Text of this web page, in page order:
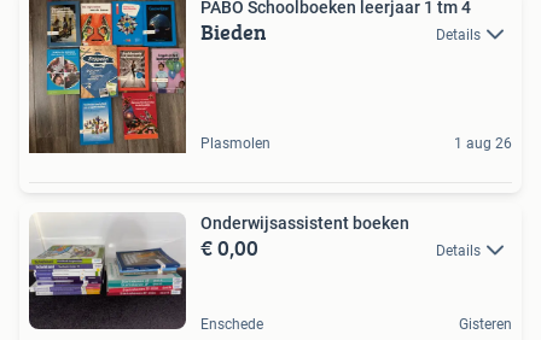
PABO Schoolboeken leerjaar 1 tm 4
Bieden Details
Plasmolen 1 aug 26
Onderwijsassistent boeken
€ 0,00 Details
Enschede Gisteren